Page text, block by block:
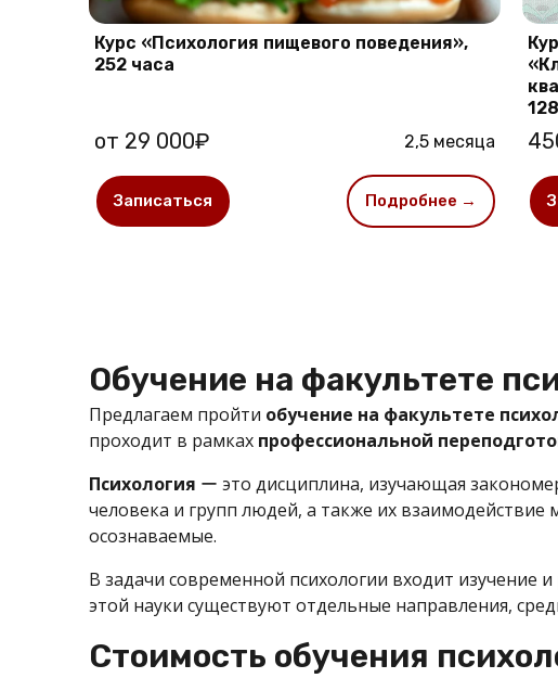
Курс «Психология пищевого поведения»,
252 часа
от 29 000₽ 2,5 месяца
Записаться Подробнее →
Обучение на факультете
Предлагаем пройти обучение на факультете
проходит в рамках профессиональной
Психология ー это дисциплина, изучающая
человека и групп людей, а также их взаимодействие
осознаваемые.
В задачи современной психологии входит
этой науки существуют отдельные направления,
Cтоимость обучения